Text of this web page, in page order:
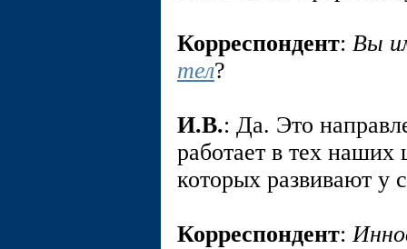
Корреспондент: Вы
тел?
И.В.: Да. Это
работает в тех
которых развивают у
Корреспондент: